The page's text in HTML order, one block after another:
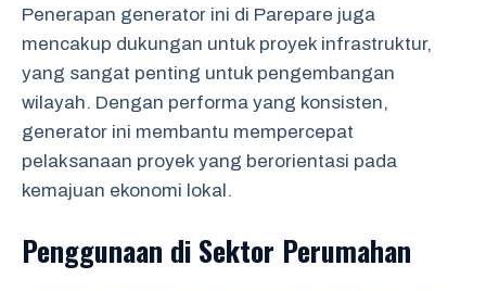
Penerapan generator ini di Parepare juga
mencakup dukungan untuk proyek infrastruktur,
yang sangat penting untuk pengembangan
wilayah. Dengan performa yang konsisten,
generator ini membantu mempercepat
pelaksanaan proyek yang berorientasi pada
kemajuan ekonomi lokal.
Penggunaan di Sektor Perumahan